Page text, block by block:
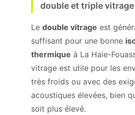
double et triple vitrage
Le double vitrage est
suffisant pour une bonne
thermique à La Haie-
vitrage est utile pour les
très froids ou avec des
acoustiques élevées, bien
soit plus élevé.